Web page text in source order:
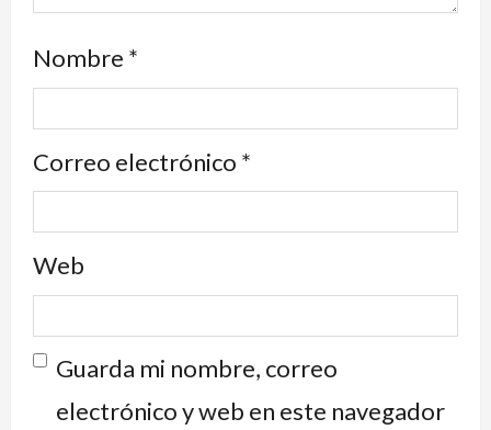
Nombre *
Correo electrónico *
Web
Guarda mi nombre, correo
electrónico y web en este navegador